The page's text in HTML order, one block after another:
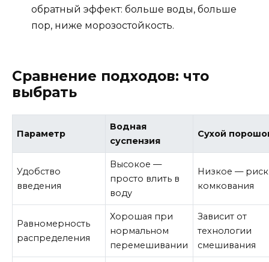
обратный эффект: больше воды, больше
пор, ниже морозостойкость.
Сравнение подходов: что
выбрать
Параметр
Водная
суспензия
Сухой
Удобство
введения
Высокое —
просто влить в
воду
Низкое — риск
комкования
Равномерность
распределения
Хорошая при
нормальном
перемешивании
Зависит от
технологии
смешивания